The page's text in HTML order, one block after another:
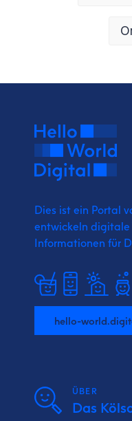
Dies ist ein Portal
entwickeln digitale
Informationen für
hello-
ÜBER
Das